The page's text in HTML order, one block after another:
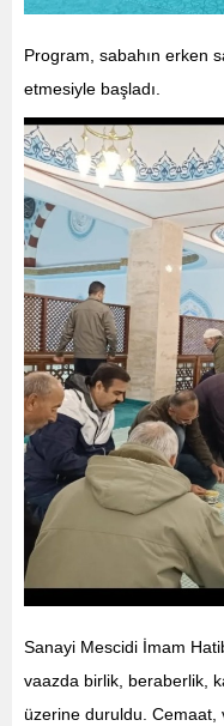
Program, sabahın erken
etmesiyle başladı.
Sanayi Mescidi İmam
vaazda birlik, beraberlik,
üzerine duruldu. Cemaat,